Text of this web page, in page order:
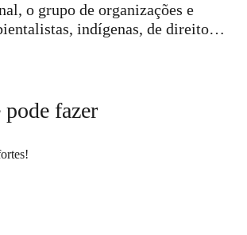
o grupo de organizações e
indígenas, de direitos
do licenciamento
de direitos indígenas,
protegidas na Amazônia, entre
fazer